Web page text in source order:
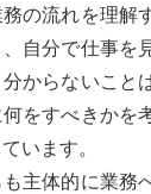
の流れを理解
自分で仕事を
分からないこと
をすべきかを
います。
も主体的に業務